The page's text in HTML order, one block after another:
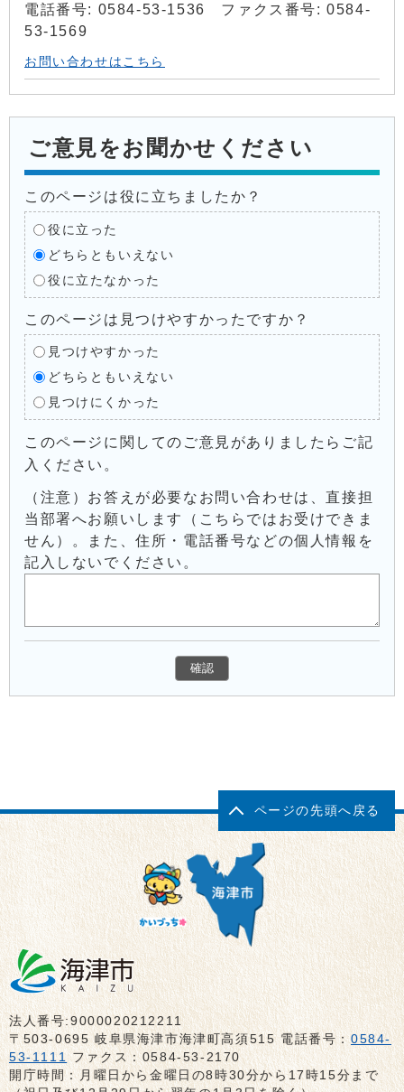
電話番号: 0584-53-1536 ファクス番号: 0584-
53-1569
お問い合わせはこちら
ご意見をお聞かせください
このページは役に立ちましたか？
役に立った
どちらともいえない
役に立たなかった
このページは見つけやすかったですか？
見つけやすかった
どちらともいえない
見つけにくかった
このページに関してのご意見がありましたらご記
入ください。
（注意）お答えが必要なお問い合わせは、直接担
当部署へお願いします（こちらではお受けできま
せん）。また、住所・電話番号などの個人情報を
記入しないでください。
ページの先頭へ戻る
法人番号:9000020212211
〒503-0695 岐阜県海津市海津町高須515 電話番号：0584-
53-1111 ファクス：0584-53-2170
開庁時間：月曜日から金曜日の8時30分から17時15分まで